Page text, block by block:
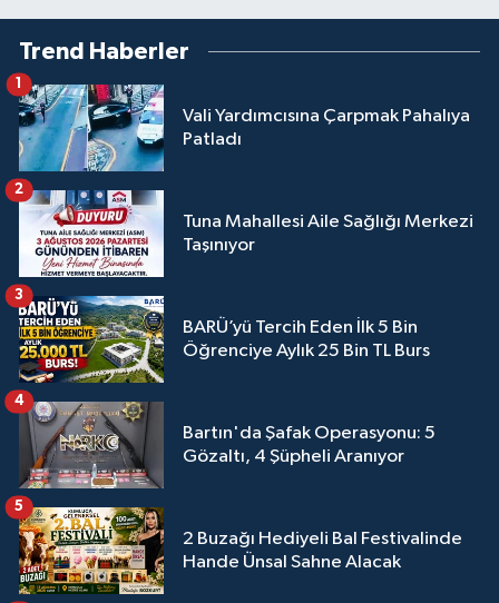
Trend Haberler
Vali Yardımcısına Çarpmak Pahalıya
Patladı
1
Tuna Mahallesi Aile Sağlığı Merkezi
Taşınıyor
2
BARÜ’yü Tercih Eden İlk 5 Bin
Öğrenciye Aylık 25 Bin TL Burs
3
Bartın'da Şafak Operasyonu: 5
Gözaltı, 4 Şüpheli Aranıyor
4
2 Buzağı Hediyeli Bal Festivalinde
Hande Ünsal Sahne Alacak
5